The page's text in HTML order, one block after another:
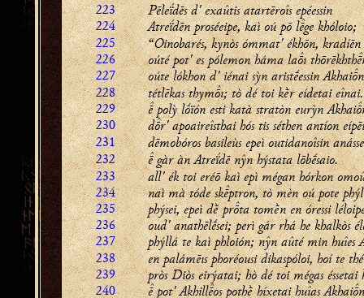
223 Pēleḯdēs d' exaûtis atartēroîs epéessin
224 Atreḯdēn proséeipe, kaì oú pō lge khóloio;
225 “Oinobarés, kynòs ómmat' ékhōn,
226 oúté pot' es pólemon háma laı
227 oúte lókhon d' iénai sỳn aristḗessin Akhain
228 tétlēkas thymı; tò dé toi kḕr eídetai eînai.
229  polỳ lṓïón esti katà stratòn eurỳn
230 dr' apoaireîsthai hós tis séthen antíon
231 dēmobóros basileùs epeì outidanoîsin
232  gàr àn Atreḯdē nŷn hýstata lōbḗsaio.
233 all' ék toi eréō kaì epì mégan hórkon
234 naì mà tóde skptron, tò mèn oú pote
235 phýsei, epeì dḕ prta tomḕn en óressi
236 oud' anathēlḗsei; perì gár rhá he khalkòs
237 phýllá te kaì phloión; nŷn aûté min huîes
238 en palámēıs phoréousi dikaspóloi, hoí te
239 pròs Diòs eirýatai; hò dé toi mégas éssetai
240  pot' Akhillos pothḕ híxetai huîas Akhain